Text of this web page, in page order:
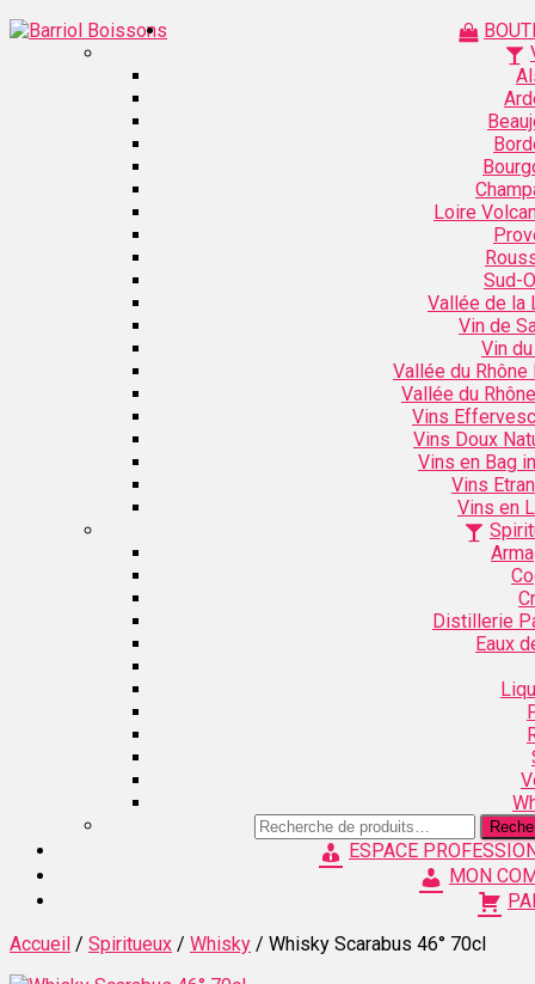
Loire
Sud-
Vallée de la
Vin de
Vin
Vallée du Rhône
Vallée du
Vins
Vins Doux
Vins en Bag
Vins
Vins en
Distillerie
Eaux
Recherche
pour :
ESPACE
MON
Accueil / Spiritueux / Whisky / Whisky Scarabus 46° 70cl